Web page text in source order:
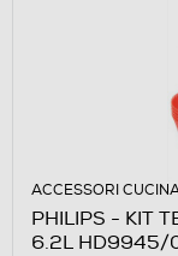
ACCESSORI
PHILIPS - KIT
6.2L HD9945/